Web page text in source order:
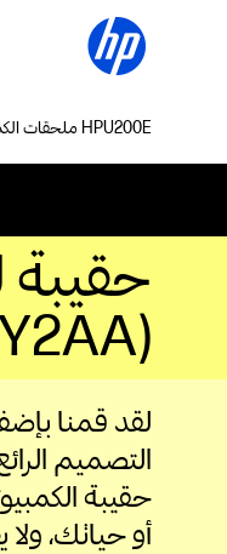
ملحقات الكمبيوتر ولوحات المفاتيح وأجهزة الماوس من HP
(6B8Y2AA)
لقد قمنا
التصميم
حقيبة
أو حياتك،